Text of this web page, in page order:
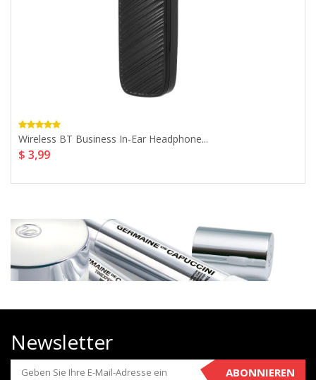
Wireless BT Business In-Ear Headphone...
$ 3,99
Newsletter
ABONNIEREN